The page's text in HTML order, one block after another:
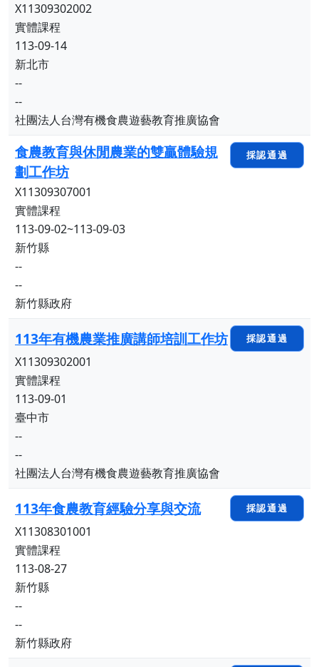
X11309302002
實體課程
113-09-14
新北市
--
--
社團法人台灣有機食農遊藝教育推廣協會
X11309307001
實體課程
食農教育與休閒農業的雙贏體驗規
劃工作坊
113-09-02~113-09-03
新竹縣
--
--
新竹縣政府
採認通過
X11309302001
實體課程
113年有機農業推廣講師培訓工作坊
113-09-01
臺中市
--
--
社團法人台灣有機食農遊藝教育推廣協會
採認通過
X11308301001
實體課程
113年食農教育經驗分享與交流
113-08-27
新竹縣
--
--
新竹縣政府
採認通過